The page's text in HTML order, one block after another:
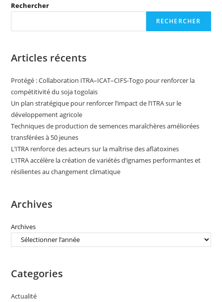
Rechercher
RECHERCHER
Articles récents
Protégé : Collaboration ITRA–ICAT–CIFS-Togo pour renforcer la
compétitivité du soja togolais
Un plan stratégique pour renforcer l’impact de l’ITRA sur le
développement agricole
Techniques de production de semences maraîchères améliorées
transférées à 50 jeunes
L’ITRA renforce des acteurs sur la maîtrise des aflatoxines
L’ITRA accélère la création de variétés d’ignames performantes et
résilientes au changement climatique
Archives
Archives
Categories
Actualité